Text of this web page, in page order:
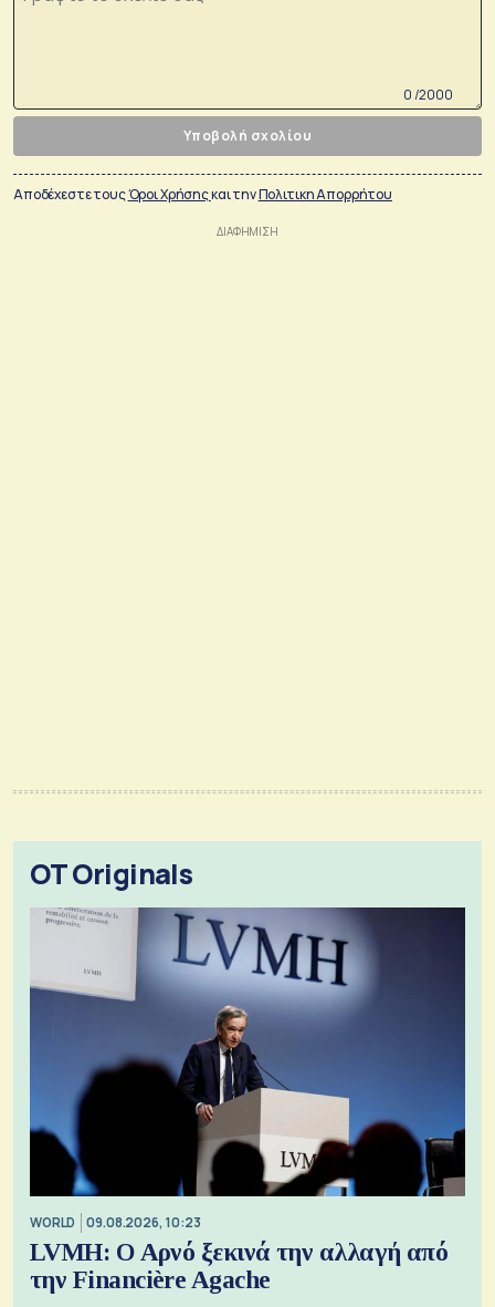
0 /2000
Υποβολή σχολίου
Αποδέχεστε τουςΌροι Χρήσηςκαι τηνΠολιτικη Απορρήτου
OT Originals
WORLD 09.08.2026, 10:23
LVMH: Ο Αρνό ξεκινά την αλλαγή από
την Financière Agache